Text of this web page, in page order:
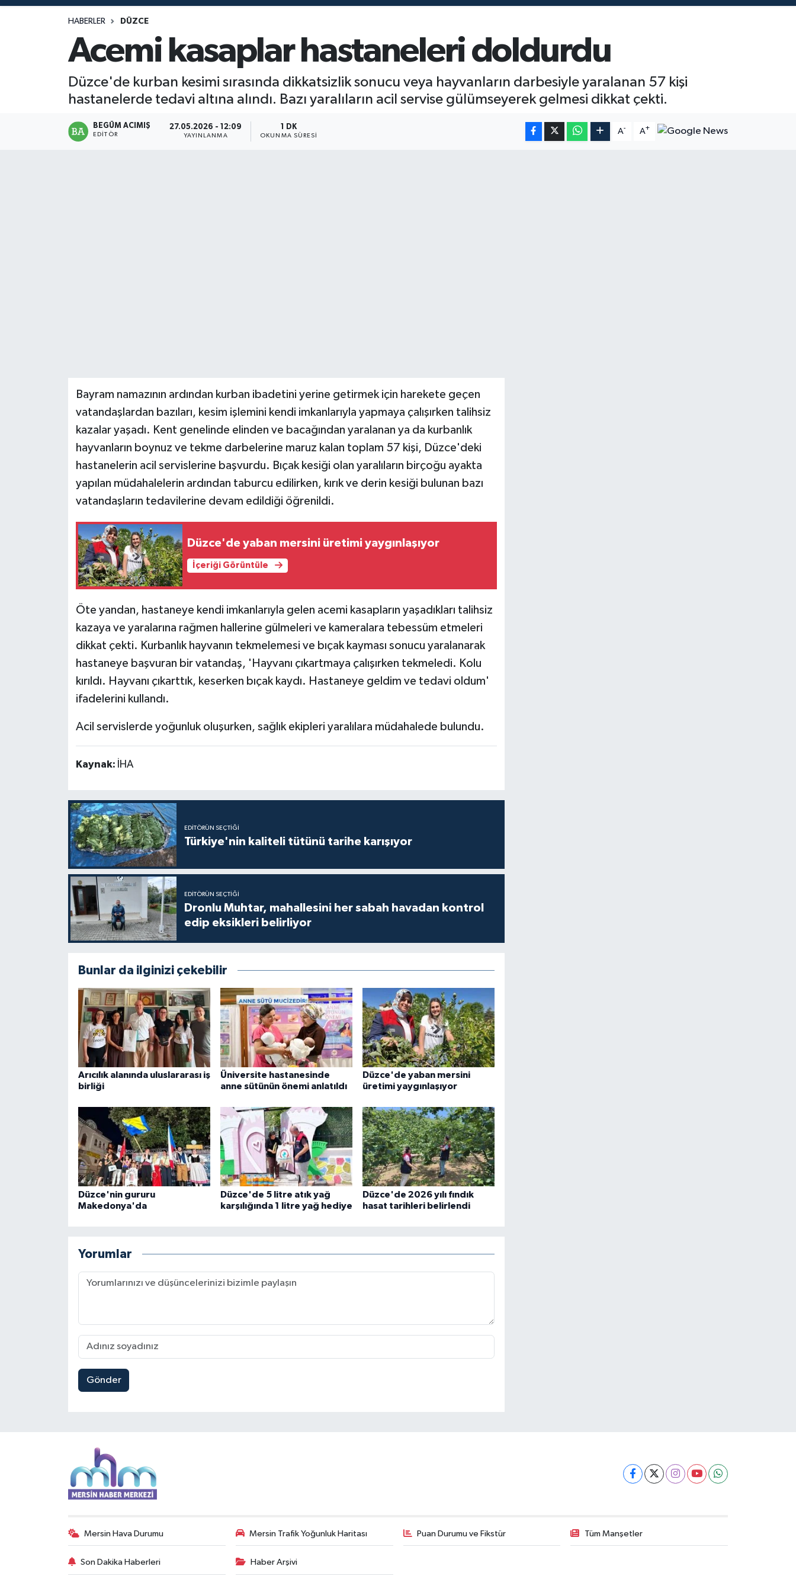
HABERLER DÜZCE
Acemi kasaplar hastaneleri doldurdu
Düzce'de kurban kesimi sırasında dikkatsizlik sonucu veya hayvanların darbesiyle yaralanan 57 kişi
hastanelerde tedavi altına alındı. Bazı yaralıların acil servise gülümseyerek gelmesi dikkat çekti.
BEGÜM ACIMIŞ
EDITÖR
27.05.2026 - 12:09
YAYINLANMA
1 DK
OKUNMA SÜRESI
A- A+
Bayram namazının ardından kurban ibadetini yerine getirmek için harekete geçen
vatandaşlardan bazıları, kesim işlemini kendi imkanlarıyla yapmaya çalışırken talihsiz
kazalar yaşadı. Kent genelinde elinden ve bacağından yaralanan ya da kurbanlık
hayvanların boynuz ve tekme darbelerine maruz kalan toplam 57 kişi, Düzce'deki
hastanelerin acil servislerine başvurdu. Bıçak kesiği olan yaralıların birçoğu ayakta
yapılan müdahalelerin ardından taburcu edilirken, kırık ve derin kesiği bulunan bazı
vatandaşların tedavilerine devam edildiği öğrenildi.
Düzce'de yaban mersini üretimi yaygınlaşıyor
İçeriği Görüntüle
Öte yandan, hastaneye kendi imkanlarıyla gelen acemi kasapların yaşadıkları talihsiz
kazaya ve yaralarına rağmen hallerine gülmeleri ve kameralara tebessüm etmeleri
dikkat çekti. Kurbanlık hayvanın tekmelemesi ve bıçak kayması sonucu yaralanarak
hastaneye başvuran bir vatandaş, 'Hayvanı çıkartmaya çalışırken tekmeledi. Kolu
kırıldı. Hayvanı çıkarttık, keserken bıçak kaydı. Hastaneye geldim ve tedavi oldum'
ifadelerini kullandı.
Acil servislerde yoğunluk oluşurken, sağlık ekipleri yaralılara müdahalede bulundu.
Kaynak: İHA
EDITÖRÜN SEÇTIĞI
Türkiye'nin kaliteli tütünü tarihe karışıyor
EDITÖRÜN SEÇTIĞI
Dronlu Muhtar, mahallesini her sabah havadan kontrol
edip eksikleri belirliyor
Bunlar da ilginizi çekebilir
Arıcılık alanında uluslararası iş
birliği
Üniversite hastanesinde
anne sütünün önemi anlatıldı
Düzce'de yaban mersini
üretimi yaygınlaşıyor
Düzce'nin gururu
Makedonya'da
Düzce'de 5 litre atık yağ
karşılığında 1 litre yağ hediye
Düzce'de 2026 yılı fındık
hasat tarihleri belirlendi
Yorumlar
Gönder
Mersin Hava Durumu Mersin Trafik Yoğunluk Haritası Puan Durumu ve Fikstür Tüm Manşetler
Son Dakika Haberleri Haber Arşivi
Magazin
Mersin Tarihi